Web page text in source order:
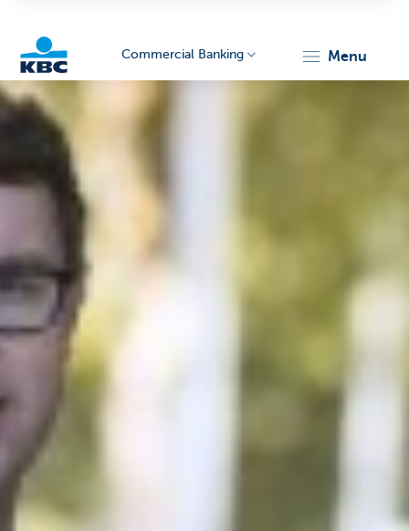
KBC
Corporate
Commercial Banking menu